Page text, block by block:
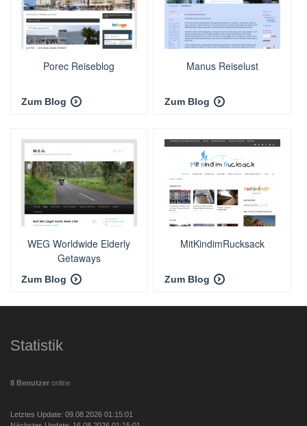
Porec Reiseblog
Zum Blog
Manus Reiselust
Zum Blog
WEG Worldwide Elderly
Getaways
Zum Blog
MitKindimRucksack
Zum Blog
Statistik
8 Benutzer online
Letztes Update: 09.08.2026 01:15:01